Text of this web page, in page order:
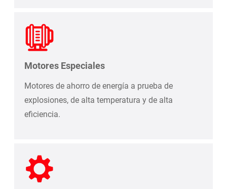
Motores Especiales
Motores de ahorro de energía a prueba de
explosiones, de alta temperatura y de alta
eficiencia.